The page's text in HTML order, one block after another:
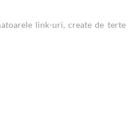
link-uri, create de terte